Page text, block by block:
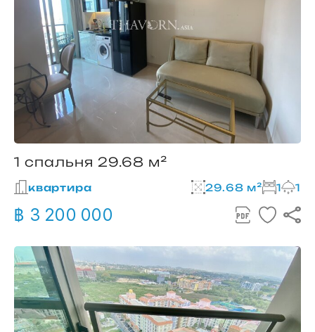
1 спальня 29.68 м²
квартира 29.68 м² 1 1
฿ 3 200 000